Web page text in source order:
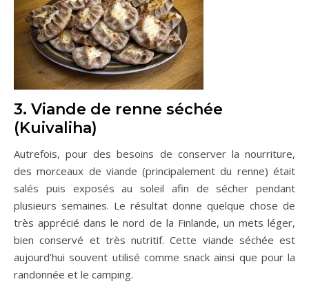
3. Viande de renne séchée
(Kuivaliha)
Autrefois, pour des besoins de conserver la nourriture,
des morceaux de viande (principalement du renne) était
salés puis exposés au soleil afin de sécher pendant
plusieurs semaines. Le résultat donne quelque chose de
très apprécié dans le nord de la Finlande, un mets léger,
bien conservé et très nutritif. Cette viande séchée est
aujourd’hui souvent utilisé comme snack ainsi que pour la
randonnée et le camping.